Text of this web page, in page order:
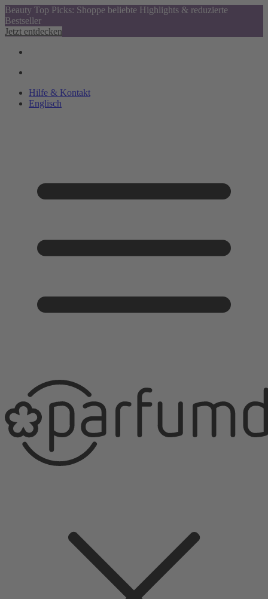
Beauty Top Picks: Shoppe beliebte Highlights & reduzierte
Bestseller
Jetzt entdecken
Hilfe & Kontakt
Englisch